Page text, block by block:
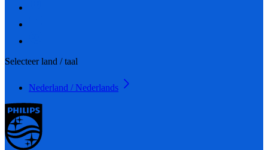
Selecteer land / taal
Nederland / Nederlands